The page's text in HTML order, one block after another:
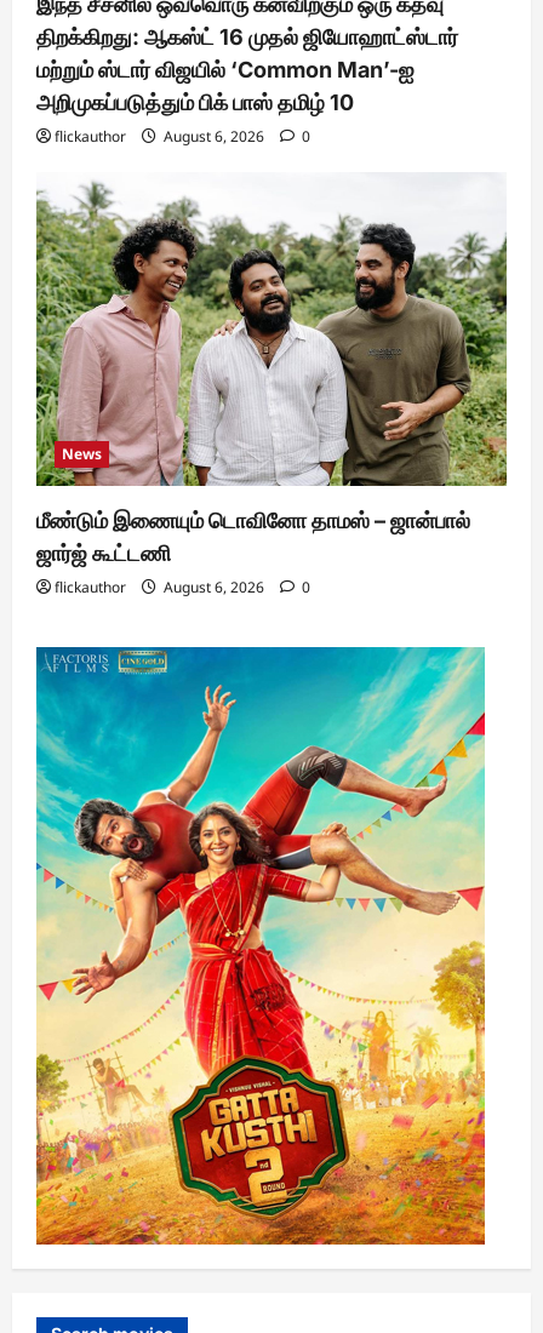
திறக்கிறது: ஆகஸ்ட் 16 முதல் ஜியோஹாட்ஸ்டார்
மற்றும் ஸ்டார் விஜயில் ‘Common Man’-ஐ
அறிமுகப்படுத்தும் பிக் பாஸ் தமிழ் 10
flickauthor August 6, 2026 0
News
மீண்டும் இணையும் டொவினோ தாமஸ் – ஜான்பால்
ஜார்ஜ் கூட்டணி
flickauthor August 6, 2026 0